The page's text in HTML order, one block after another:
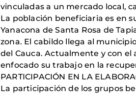
vinculadas a un mercado local,
La población beneficiaria es en
Yanacona de Santa Rosa de
zona. El cabildo llega al
del Cauca. Actualmente y con el
enfocado su trabajo en la
PARTICIPACIÓN EN LA
La participación de los grupos